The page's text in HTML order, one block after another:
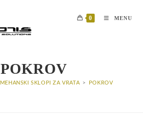
0 MENU
POKROV
MEHANSKI SKLOPI ZA VRATA > POKROV